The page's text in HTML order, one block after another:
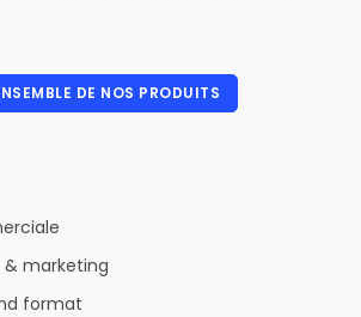
DE NOS PRODUITS
marketing
format